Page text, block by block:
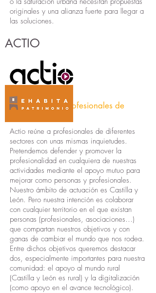
originales y una alianza fuerte para llegar a
las soluciones.
ACTIO
Asociación de profesionales de
Actio reúne a profesionales de diferentes
sectores con unas mismas inquietudes.
Pretendemos defender y promover la
profesionalidad en cualquiera de nuestras
actividades mediante el apoyo mutuo para
mejorar como personas y profesionales.
Nuestro ámbito de actuación es Castilla y
León. Pero nuestra intención es colaborar
con cualquier territorio en el que existan
personas (profesionales, asociaciones…)
que compartan nuestros objetivos y con
ganas de cambiar el mundo que nos rodea.
Entre dichos objetivos queremos destacar
dos, especialmente importantes para nuestra
comunidad: el apoyo al mundo rural
(Castilla y León es rural) y la digitalización
(como apoyo en el avance tecnológico).